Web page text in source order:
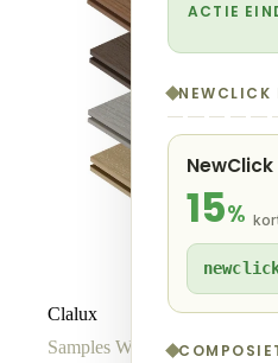
ACTIE
NEWCLICK
15%
Clalux
Samples Woodbrushed